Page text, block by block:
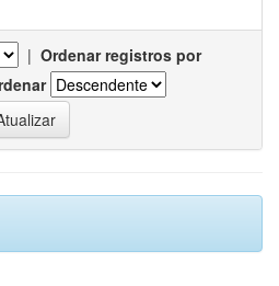
| Ordenar registros por